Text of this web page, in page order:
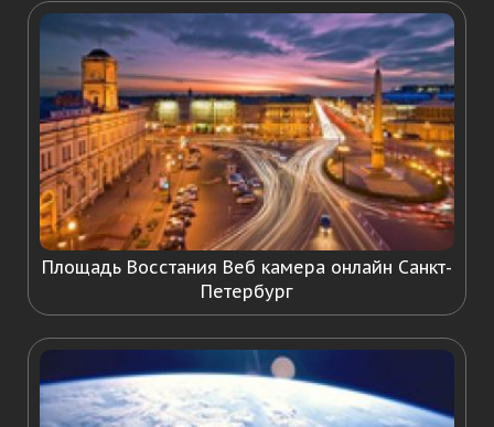
Площадь Восстания Веб камера онлайн Санкт-
Петербург